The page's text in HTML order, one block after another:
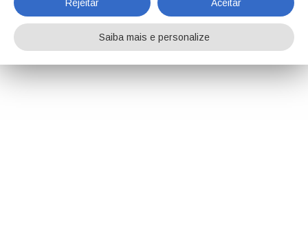
Rejeitar Aceitar
Saiba mais e personalize